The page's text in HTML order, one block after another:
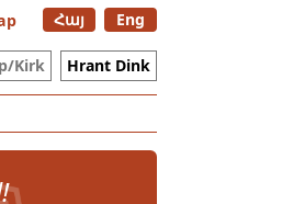
Հայ Eng
Kirk Hrant Dink